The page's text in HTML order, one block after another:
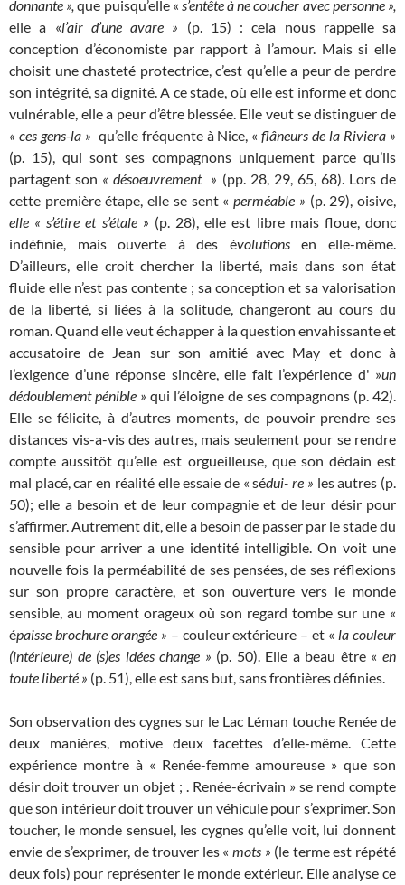
donnante »,que puisqu’elle « s’entête à ne coucher avecpersonne »,
elle a «l’air d’une avare » (p. 15) : cela nous rappelle sa
conception d’économiste par rapport à l’amour. Mais si elle
choisit une chasteté protectrice, c’est qu’elle a peur de perdre
son intégrité, sa dignité. A ce stade, où elle est informe et donc
vulnérable, elle a peur d’être blessée. Elle veut se distinguer de
« ces gens-la » qu’elle fréquente à Nice, «flâneurs de la Riviera »
(p. 15), qui sont ses compagnons uniquement parce qu’ils
partagent son « désoeuvrement » (pp. 28, 29, 65, 68). Lors de
cette première étape, elle se sent «perméable » (p. 29), oisive,
elle « s’étire et s’étale » (p. 28), elle est libre mais floue, donc
indéfinie, mais ouverte à des évolutionsen elle-même.
D’ailleurs, elle croit chercher la liberté, mais dans son état
fluide elle n’est pas contente ; sa conception et sa valorisation
de la liberté, si liées à la solitude, changeront au cours du
roman. Quand elle veut échapper à la question envahissante et
accusatoire de Jean sur son amitié avec May et donc à
l’exigence d’une réponse sincère, elle fait l’expérience d' »un
dédoublement pénible » qui l’éloigne de ses compagnons (p. 42).
Elle se félicite, à d’autres moments, de pouvoir prendre ses
distances vis-a-vis des autres, mais seulement pour se rendre
compte aussitôt qu’elle est orgueilleuse, que son dédain est
mal placé, car en réalité elle essaie de « sédui- re » les autres (p.
50); elle a besoin et de leur compagnie et de leur désir pour
s’affirmer. Autrement dit, elle a besoin de passer par le stade du
sensible pour arriver a une identité intelligible. On voit une
nouvelle fois la perméabilité de ses pensées, de ses réflexions
sur son propre caractère, et son ouverture vers le monde
sensible, au moment orageux où son regard tombe sur une «
épaisse brochure orangée » – couleur extérieure – et « la couleur
(intérieure) de (s)es idées change » (p. 50). Elle a beau être «en
toute liberté » (p. 51), elle est sans but, sans frontières définies.
Son observation des cygnes sur le Lac Léman touche Renée de
deux manières, motive deux facettes d’elle-même. Cette
expérience montre à « Renée-femme amoureuse » que son
désir doit trouver un objet ; . Renée-écrivain » se rend compte
que son intérieur doit trouver un véhicule pour s’exprimer. Son
toucher, le monde sensuel, les cygnes qu’elle voit, lui donnent
envie de s’exprimer, de trouver les «mots » (le terme est répété
deux fois) pour représenter le monde extérieur. Elle analyse ce